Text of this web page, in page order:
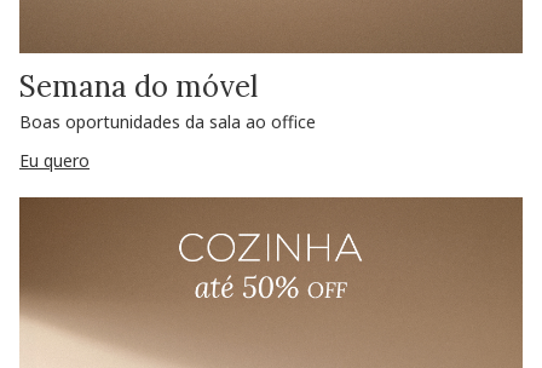
Semana do móvel
Boas oportunidades da sala ao office
Eu quero